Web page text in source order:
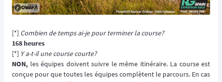
[*] Combien de temps ai-je pour terminer la course?
168 heures
[*] Y a-t-il une course courte?
NON, les équipes doivent suivre le même itinéraire. La course est
conçue pour que toutes les équipes complètent le parcours. En cas